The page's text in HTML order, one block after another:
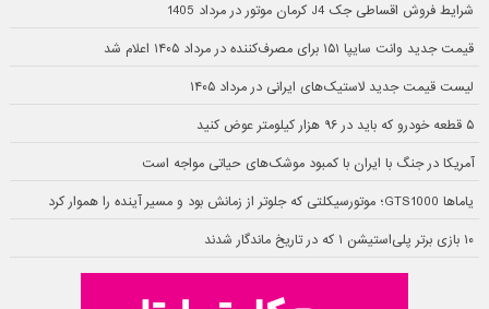
شرایط فروش اقساطی جک J4 کرمان موتور در مرداد 1405
قیمت جدید وانت سایپا ۱۵۱ برای مصرف‌کننده در مرداد ۱۴۰۵ اعلام شد
لیست قیمت جدید لاستیک‌های ایرانی در مرداد ۱۴۰۵
۵ قطعه خودرو که باید در ۹۶ هزار کیلومتر عوض کنید
آمریکا در جنگ با ایران با کمبود موشک‌های حیاتی مواجه است
یاماها GTS1000؛ موتورسیکلتی که جلوتر از زمانش بود و مسیر آینده را هموار کرد
۱۰ بازی برتر پلی‌استیشن ۱ که در تاریخ ماندگار شدند